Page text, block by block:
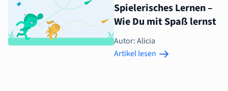
Spielerisches Lernen –
Wie Du mit Spaß lernst
Autor: Alicia
Artikel lesen